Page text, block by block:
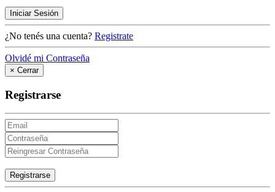
Iniciar Sesión
¿No tenés una cuenta? Registrate
Olvidé mi Contraseña
× Cerrar
Registrarse
Registrarse